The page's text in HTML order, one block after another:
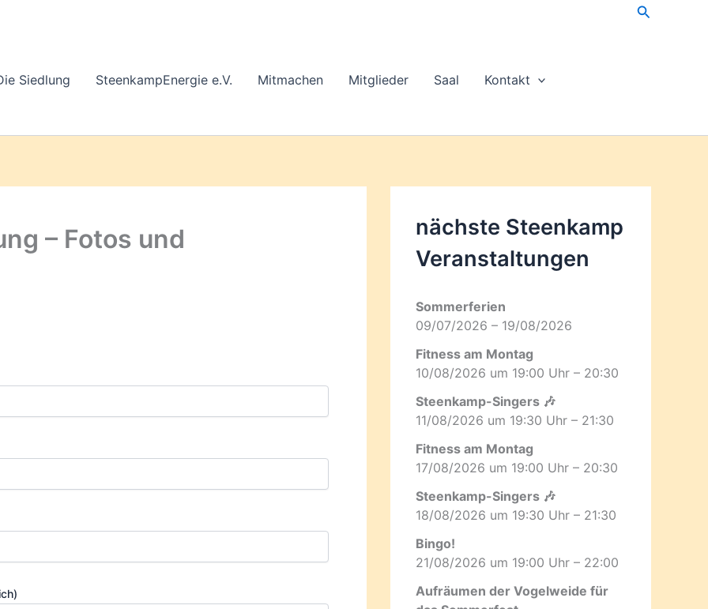
Suchen
Siedlung SteenkampEnergie e.V. Mitmachen Mitglieder Saal Kontakt
– Fotos und
nächste Steenkamp
Veran­staltungen
Sommerferien
09/07/2026 – 19/08/2026
Fitness am Montag
10/08/2026 um 19:00 Uhr – 20:30
Steenkamp-Singers 🎶
11/08/2026 um 19:30 Uhr – 21:30
Fitness am Montag
17/08/2026 um 19:00 Uhr – 20:30
Steenkamp-Singers 🎶
18/08/2026 um 19:30 Uhr – 21:30
Bingo!
21/08/2026 um 19:00 Uhr – 22:00
Aufräumen der Vogelweide für